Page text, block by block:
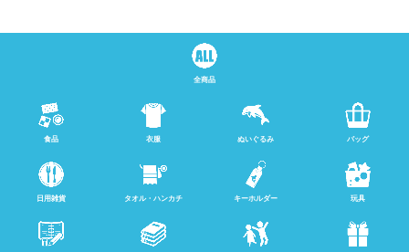
全商品
食品 衣服 ぬいぐるみ バッグ
日用雑貨 タオル・ハンカチ キーホルダー 玩具